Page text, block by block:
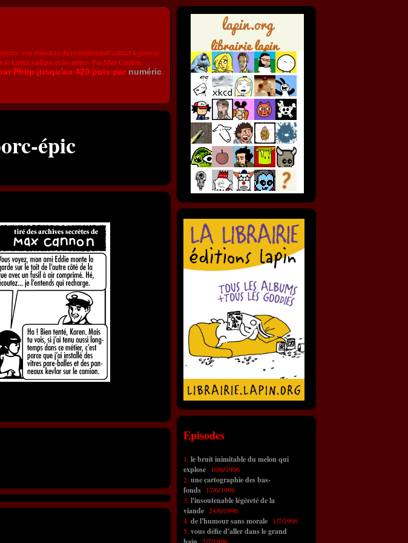
son massacre du politiquement correct à grosses
Laitier sadique et les autres. Par Max Cannon.
Phiip jusqu'au 420 puis par numéric.
épic
Episodes
1. le bruit inimitable du melon qui
explose 10/6/1996
2. une cartographie des bas-
fonds 17/6/1996
3. l'insoutenable légèreté de la
viande 24/6/1996
4. de l'humour sans morale 1/7/1996
5. vous défie d'aller dans le grand